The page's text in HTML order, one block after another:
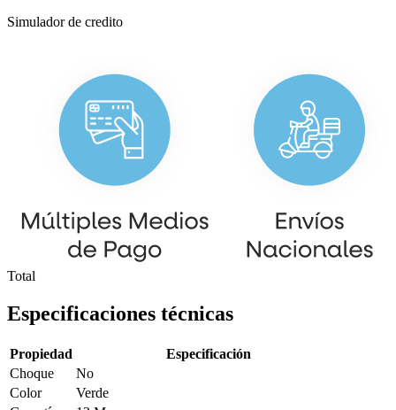
Simulador de credito
Total
Especificaciones técnicas
Propiedad
Especificación
Choque
No
Color
Verde